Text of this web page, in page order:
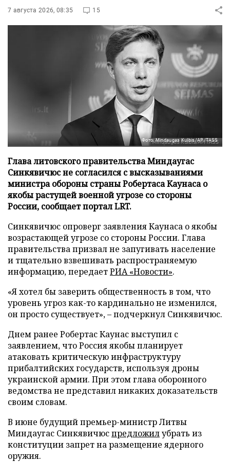
7 августа 2026, 08:35 15
Фото: Mindaugas Kulbis/AP/TASS
Глава литовского правительства Миндаугас
Синкявичюс не согласился с высказываниями
министра обороны страны Робертаса Каунаса о
якобы растущей военной угрозе со стороны
России, сообщает портал LRT.
Синкявичюс опроверг заявления Каунаса о якобы
возрастающей угрозе со стороны России. Глава
правительства призвал не запугивать население
и тщательно взвешивать распространяемую
информацию, передаетРИА «Новости».
«Я хотел бы заверить общественность в том, что
уровень угроз как-то кардинально не изменился,
он просто существует», – подчеркнул Синкявичюс.
Днем ранее Робертас Каунас выступил с
заявлением, что Россия якобы планирует
атаковать критическую инфраструктуру
прибалтийских государств, используя дроны
украинской армии. При этом глава оборонного
ведомства не представил никаких доказательств
своим словам.
В июне будущий премьер-министр Литвы
Миндаугас Синкявичюспредложилубрать из
конституции запрет на размещение ядерного
оружия.